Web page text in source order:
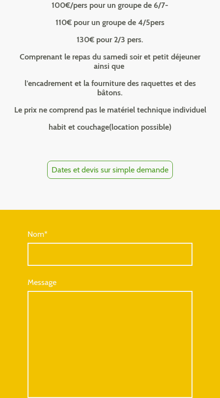
100€/pers pour un groupe de 6/7-
110€ pour un groupe de 4/5pers
130€ pour 2/3 pers.
Comprenant le repas du samedi soir et petit déjeuner
ainsi que
l’encadrement et la fourniture des raquettes et des
bâtons.
Le prix ne comprend pas le matériel technique individuel
habit et couchage(location possible)
Dates et devis sur simple demande
Nom*
Message